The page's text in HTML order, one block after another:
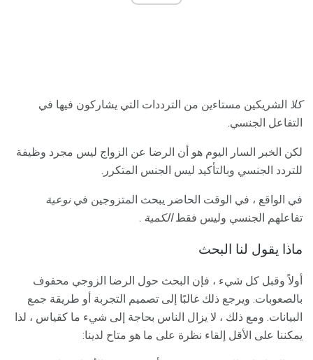
كلا الشريكين مستاءين من الترددات التي يشاركون فيها في
التفاعل الجنسي.
لكن الخبر السار اليوم هو أن الرضا عن الزواج ليس مجرد وظيفة
للتردد الجنسي وبالتأكيد ليس الجنس المتكرر.
في الواقع ، في الوقت الحاضر يبحث المتزوجين فينوعية
تفاعلهم الجنسي وليس فقطالكمية .
ماذا يقول لنا البحث
أولاً وقبل كل شيء ، فإن البحث حول الرضا الزوجي محفوف
بالصعوبات. ويرجع ذلك غالبًا إلى تصميم التجربة أو طريقة جمع
البيانات. ومع ذلك ، لا يزال الناس بحاجة إلى شيء ما كقياس ، لذا
يمكننا على الأقل إلقاء نظرة على ما هو متاح لدينا: